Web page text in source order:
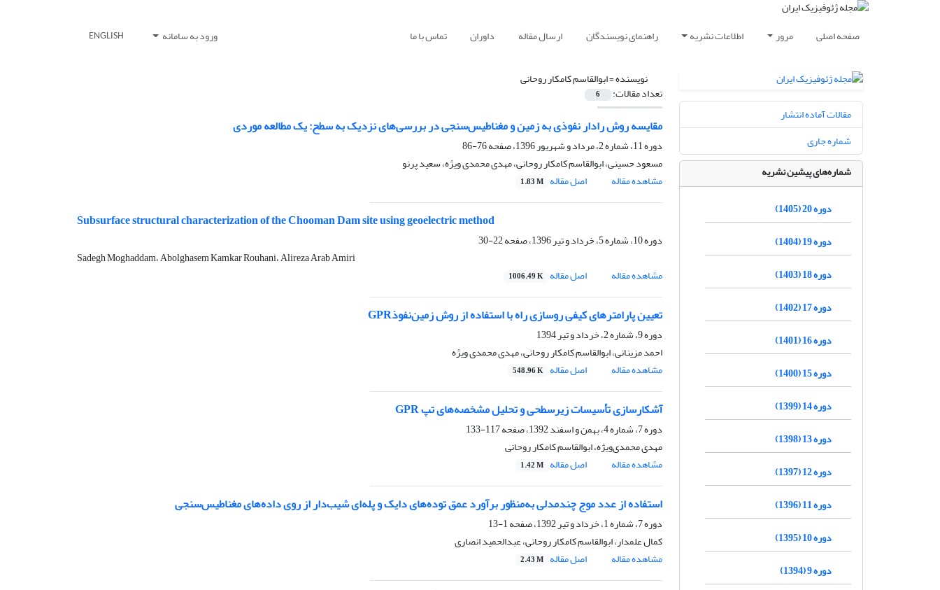
صفحه اصلی مرور اطلاعات نشریه راهنمای نویسندگان ارسال مقاله داوران تماس با ما ورود به سامانه ENGLISH
نویسنده =ابوالقاسم کامکار روحانی
تعداد مقالات: 6
مقایسه روش رادار نفوذی به زمین و مغناطیس‌سنجی در بررسی‌های نزدیک به سطح: یک مطالعه موردی
دوره 11، شماره 2، مرداد و شهریور 1396، صفحه
76-86
مسعود حسینی، ابوالقاسم کامکار روحانی، مهدی محمدی ویژه، سعید پرنو
مشاهده مقاله
اصل مقاله 1.83 M
Subsurface structural characterization of the Chooman Dam site using geoelectric method
دوره 10، شماره 5، خرداد و تیر 1396، صفحه
22-30
Sadegh Moghaddam، Abolghasem Kamkar Rouhani، Alireza Arab Amiri
مشاهده مقاله
اصل مقاله 1006.49 K
تعیین پارامترهای کیفی روسازی راه با استفاده از روش زمین‌نفوذGPR
دوره 9، شماره 2، خرداد و تیر 1394
احمد مزینانی، ابوالقاسم کامکار روحانی، مهدی محمدی ویژه
مشاهده مقاله
اصل مقاله 548.96 K
آشکارسازی تأسیسات زیرسطحی و تحلیل مشخصه‌های تپ GPR
دوره 7، شماره 4، بهمن و اسفند 1392، صفحه
117-133
مهدی محمدی‌ویژه، ابوالقاسم کامکار روحانی
مشاهده مقاله
اصل مقاله 1.42 M
استفاده از عدد موج چند‌‌مدلی به‌‌منظور برآورد عمق توده‌های دایک و پله‌ای شیب‌دار از روی داده‌های مغناطیس‌سنجی
دوره 7، شماره 1، خرداد و تیر 1392، صفحه
1-13
کمال علمدار، ابوالقاسم کامکار روحانی، عبدالحمید انصاری
مشاهده مقاله
اصل مقاله 2.43 M
مقالات آماده انتشار
شماره جاری
شماره‌های پیشین نشریه
دوره 20 (1405)
دوره 19 (1404)
دوره 18 (1403)
دوره 17 (1402)
دوره 16 (1401)
دوره 15 (1400)
دوره 14 (1399)
دوره 13 (1398)
دوره 12 (1397)
دوره 11 (1396)
دوره 10 (1395)
دوره 9 (1394)